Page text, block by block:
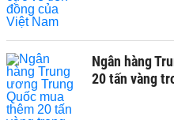
Ngân hàng
20 tấn vàng